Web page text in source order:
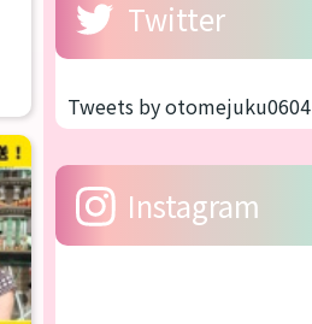
Twitter
Tweets by otomejuku0604
Instagram